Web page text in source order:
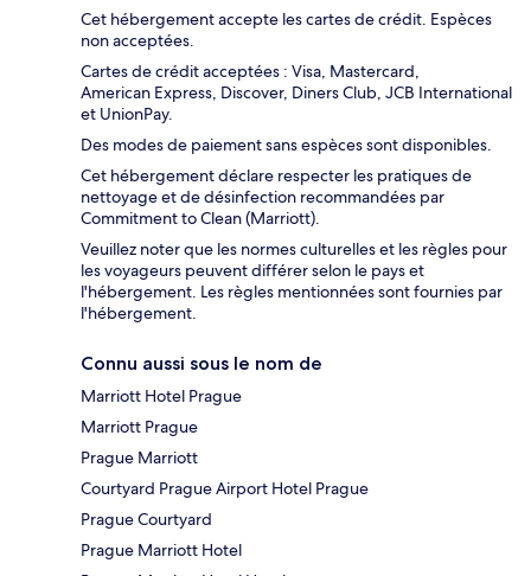
Cet hébergement accepte les cartes de crédit. Espèces
non acceptées.
Cartes de crédit acceptées : Visa, Mastercard,
American Express, Discover, Diners Club, JCB International
et UnionPay.
Des modes de paiement sans espèces sont disponibles.
Cet hébergement déclare respecter les pratiques de
nettoyage et de désinfection recommandées par
Commitment to Clean (Marriott).
Veuillez noter que les normes culturelles et les règles pour
les voyageurs peuvent différer selon le pays et
l'hébergement. Les règles mentionnées sont fournies par
l'hébergement.
Connu aussi sous le nom de
Marriott Hotel Prague
Marriott Prague
Prague Marriott
Courtyard Prague Airport Hotel Prague
Prague Courtyard
Prague Marriott Hotel